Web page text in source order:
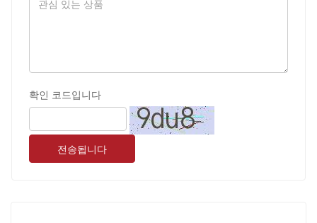
확인 코드입니다
전송됩니다